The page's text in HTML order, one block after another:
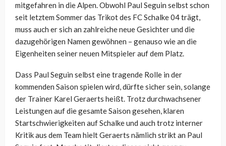
mitgefahren in die Alpen. Obwohl Paul Seguin selbst schon
seit letztem Sommer das Trikot des FC Schalke 04 trägt,
muss auch er sich an zahlreiche neue Gesichter und die
dazugehörigen Namen gewöhnen – genauso wie an die
Eigenheiten seiner neuen Mitspieler auf dem Platz.
Dass Paul Seguin selbst eine tragende Rolle in der
kommenden Saison spielen wird, dürfte sicher sein, solange
der Trainer Karel Geraerts heißt. Trotz durchwachsener
Leistungen auf die gesamte Saison gesehen, klaren
Startschwierigkeiten auf Schalke und auch trotz interner
Kritik aus dem Team hielt Geraerts nämlich strikt an Paul